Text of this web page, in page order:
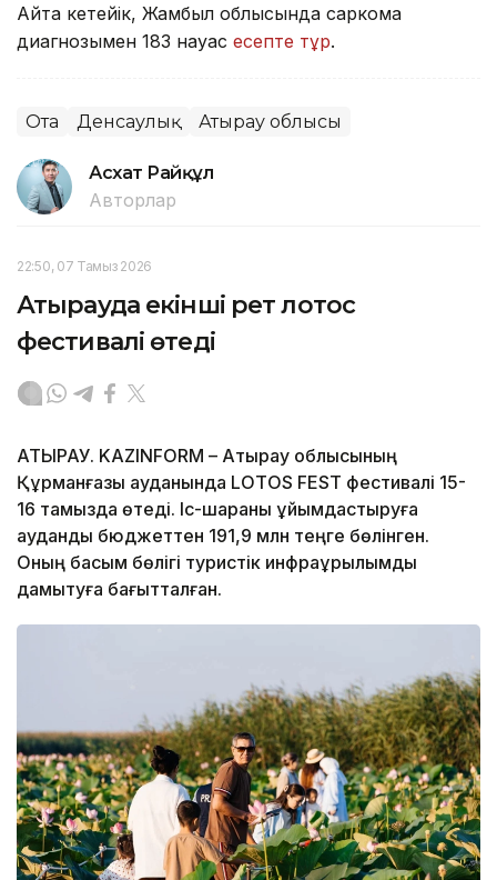
Айта кетейік, Жамбыл облысында саркома
диагнозымен 183 науқас есепте тұр.
Ота Денсаулық Атырау облысы
Асхат Райқұл
Авторлар
22:50, 07 Тамыз 2026
Атырауда екінші рет лотос
фестивалі өтеді
АТЫРАУ. KAZINFORM – Атырау облысының
Құрманғазы ауданында LOTOS FEST фестивалі 15-
16 тамызда өтеді. Іс-шараны ұйымдастыруға
аудандық бюджеттен 191,9 млн теңге бөлінген.
Оның басым бөлігі туристік инфрақұрылымды
дамытуға бағытталған.